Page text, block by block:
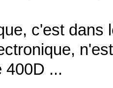
c'est dans
400D ...